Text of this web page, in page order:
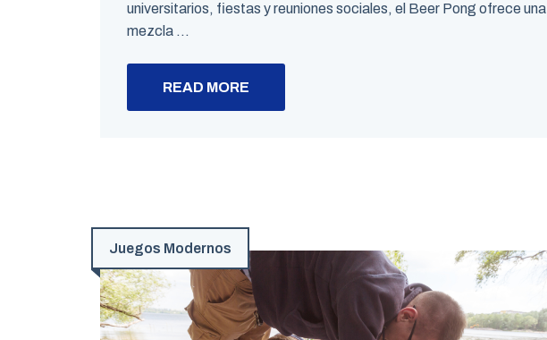
universitarios, fiestas y reuniones sociales, el Beer Pong ofrece una
mezcla ...
READ MORE
Juegos Modernos